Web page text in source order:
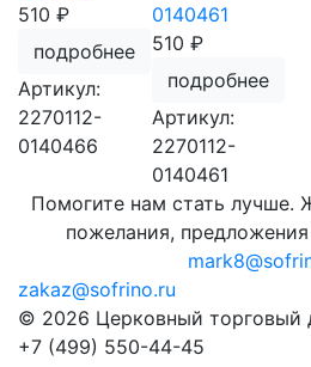
510 ₽
подробнее
Артикул:
2270112-
0140466
0140461
510 ₽
подробнее
Артикул:
2270112-
0140461
Помогите нам стать
пожелания,
zakaz@sofrino.ru
© 2026 Церковный торговый
+7 (499) 550-44-45